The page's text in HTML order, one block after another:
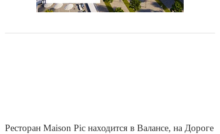
Ресторан Maison Pic находится в Валансе, на Дороге